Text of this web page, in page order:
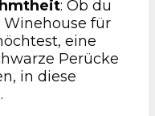
: Ob du
für
eine
Perücke
in diese